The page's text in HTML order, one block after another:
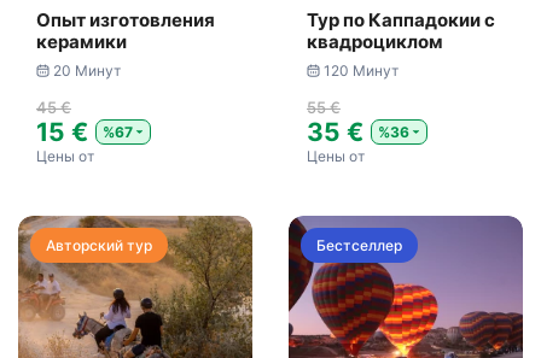
Опыт изготовления
керамики
20 Минут
45 €
15 €
%67
Цены от
Тур по Каппадокии с
квадроциклом
120 Минут
55 €
35 €
%36
Цены от
Авторский тур Бестселлер